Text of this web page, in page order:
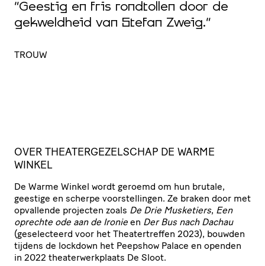
“Geestig en fris rondtollen door de
gekweldheid van Stefan Zweig.”
TROUW
OVER THEA­TER­GE­ZEL­SCHAP DE WARME
WINKEL
De Warme Winkel wordt geroemd om hun brutale,
geestige en scherpe voor­stel­lingen. Ze braken door met
opvallende projecten zoals De Drie Musketiers, Een
oprechte ode aan de Ironie en Der Bus nach Dachau
(gese­lec­teerd voor het Thea­ter­treffen 2023), bouwden
tijdens de lockdown het Peepshow Palace en openden
in 2022 thea­ter­werk­plaats De Sloot.